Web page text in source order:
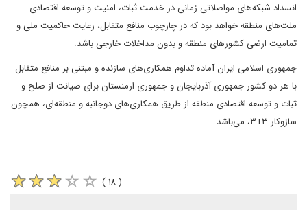
انسداد شبکه‌های مواصلاتی زمانی در خدمت ثبات، امنیت و توسعه اقتصادی
ملت‌های منطقه خواهد بود که در چارچوب منافع متقابل، رعایت حاکمیت ملی و
تمامیت ارضی کشورهای منطقه و بدون مداخلات خارجی باشد.
جمهوری اسلامی ایران آماده تداوم همکاری‌های سازنده و مبتنی بر منافع متقابل
با هر دو کشور جمهوری آذربایجان و جمهوری ارمنستان برای صیانت از صلح و
ثبات و توسعه اقتصادی منطقه از طریق همکاری‌های دوجانبه و منطقه‌ای، همچون
سازوکار ۳+۳، می‌باشد.
( ۱۸ )